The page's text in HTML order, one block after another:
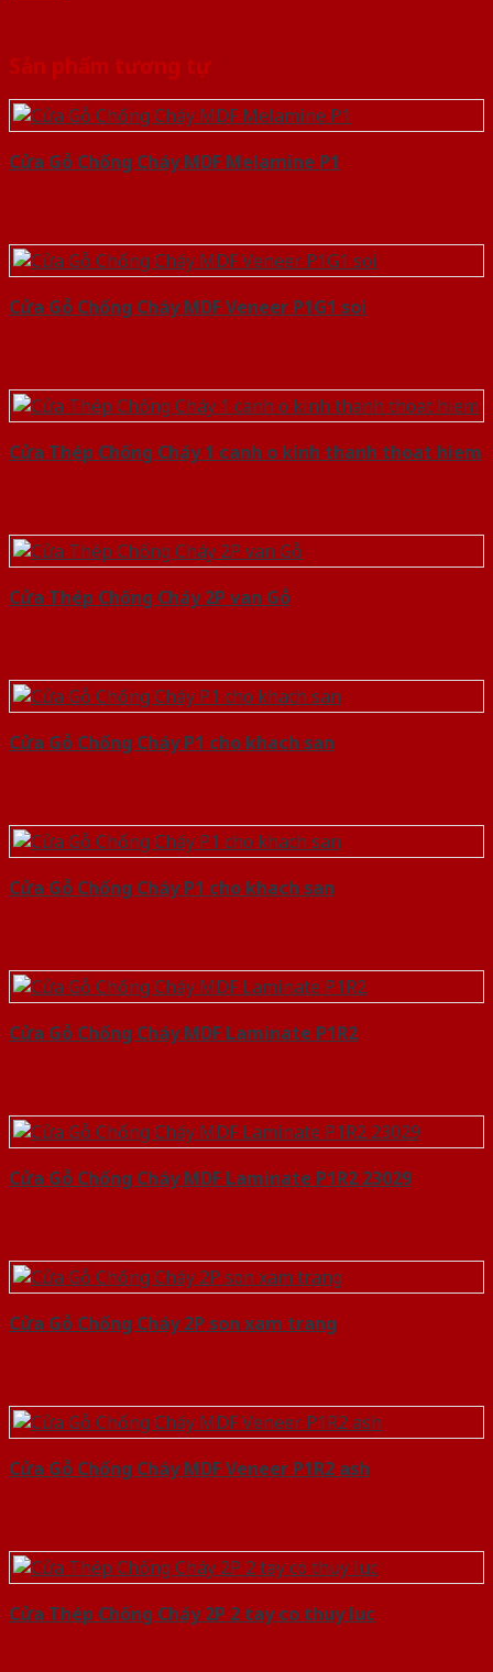
Sản phẩm tương tự
Cửa Gỗ Chống Cháy MDF Melamine P1
Cửa Gỗ Chống Cháy MDF Veneer P1G1 soi
Cửa Thép Chống Cháy 1 canh o kinh thanh thoat hiem
Cửa Thép Chống Cháy 2P van Gỗ
Cửa Gỗ Chống Cháy P1 cho khach san
Cửa Gỗ Chống Cháy P1 cho khach san
Cửa Gỗ Chống Cháy MDF Laminate P1R2
Cửa Gỗ Chống Cháy MDF Laminate P1R2 23029
Cửa Gỗ Chống Cháy 2P son xam trang
Cửa Gỗ Chống Cháy MDF Veneer P1R2 ash
Cửa Thép Chống Cháy 2P 2 tay co thuy luc